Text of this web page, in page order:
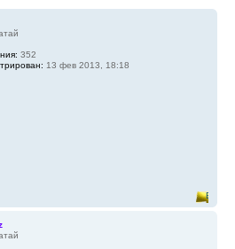
352
13 фев 2013, 18:18